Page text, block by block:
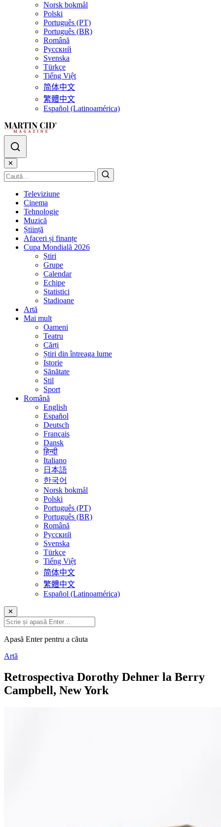
Norsk bokmål
Polski
Português (PT)
Português (BR)
Română
Русский
Svenska
Türkçe
Tiếng Việt
简体中文
繁體中文
Español (Latinoamérica)
✕
Televiziune
Cinema
Tehnologie
Muzică
Știință
Afaceri și finanțe
Cupa Mondială 2026
Știri
Grupe
Calendar
Echipe
Statistici
Stadioane
Artă
Mai mult
Oameni
Teatru
Cărți
Știri din întreaga lume
Istorie
Sănătate
Stil
Sport
Română
English
Español
Deutsch
Français
Dansk
हिन्दी
Italiano
日本語
한국어
Norsk bokmål
Polski
Português (PT)
Português (BR)
Română
Русский
Svenska
Türkçe
Tiếng Việt
简体中文
繁體中文
Español (Latinoamérica)
✕
Apasă Enter pentru a căuta
Artă
Retrospectiva Dorothy Dehner la Berry
Campbell, New York